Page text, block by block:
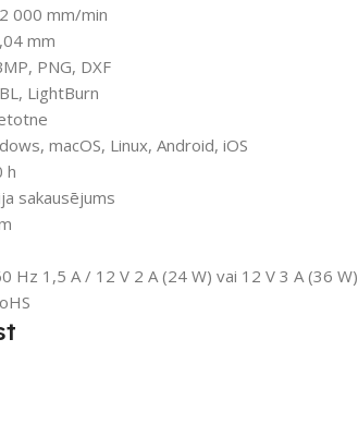
000 mm/min
mm
PNG, DXF
LightBurn
macOS, Linux, Android, iOS
h
sakausējums
Hz 1,5 A / 12 V 2 A (24 W) vai 12 V 3 A (36 W)